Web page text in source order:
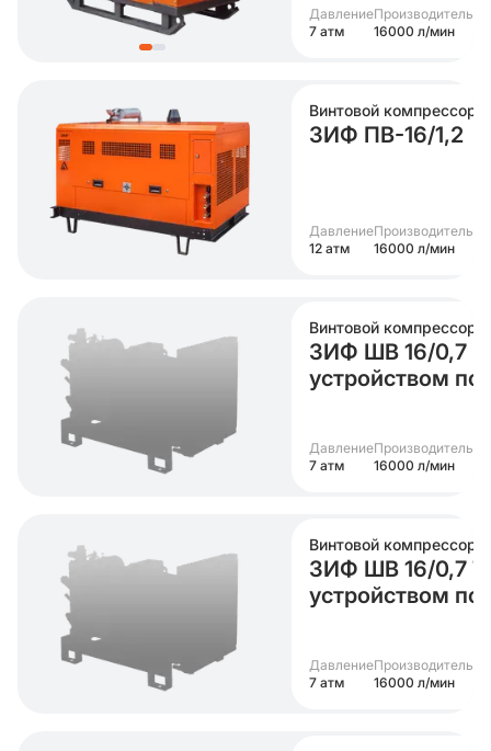
Давление
7 атм
16000 л/мин
Винтовой компрессор
ЗИФ ПВ-16/1,2
Давление
12 атм
16000 л/мин
Винтовой компрессор
ЗИФ ШВ 16/0,7 (с
устройством
Давление
7 атм
16000 л/мин
Винтовой компрессор
ЗИФ ШВ 16/0,7 Т
устройством
Давление
7 атм
16000 л/мин